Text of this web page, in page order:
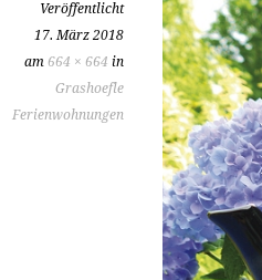
Veröffentlicht
17. März 2018
am 664 × 664 in
Grashoefle
Ferienwohnungen